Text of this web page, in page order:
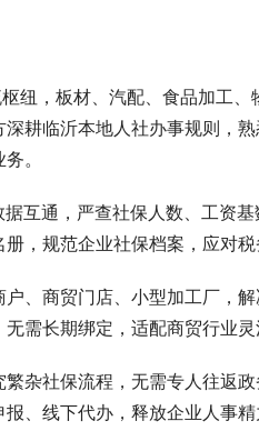
纽，板材、汽配、食品加工
耕临沂本地人社办事规则，
。
互通，严查社保人数、工资
，规范企业社保档案，应对税
、商贸门店、小型加工厂，
需长期绑定，适配商贸行业灵
杂社保流程，无需专人往返
、线下代办，释放企业人事精